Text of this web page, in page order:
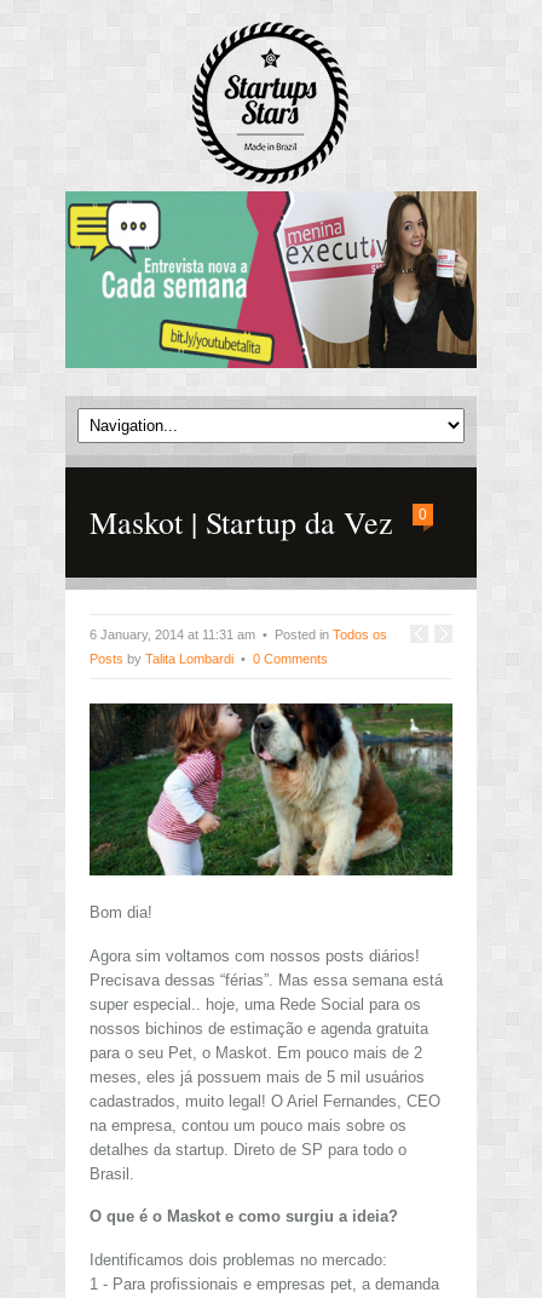
Maskot | Startup da Vez 0
6 January, 2014 at 11:31 am • Posted in Todos os
Posts by Talita Lombardi • 0 Comments
Bom dia!
Agora sim voltamos com nossos posts diários!
Precisava dessas “férias”. Mas essa semana está
super especial.. hoje, uma Rede Social para os
nossos bichinos de estimação e agenda gratuita
para o seu Pet, o Maskot. Em pouco mais de 2
meses, eles já possuem mais de 5 mil usuários
cadastrados, muito legal! O Ariel Fernandes, CEO
na empresa, contou um pouco mais sobre os
detalhes da startup. Direto de SP para todo o
Brasil.
O que é o Maskot e como surgiu a ideia?
Identificamos dois problemas no mercado:
1 - Para profissionais e empresas pet, a demanda